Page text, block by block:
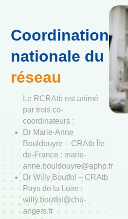
Coordination
nationale du
réseau
Le RCRAtb est animé
par trois co-
coordinateurs :
Dr Marie-Anne
Bouldouyre – CRAtb Île-
de-France : marie-
anne.bouldouyre@aphp.fr
Dr Willy Boutfol – CRAtb
Pays de la Loire :
willy.boutfol@chu-
angers.fr